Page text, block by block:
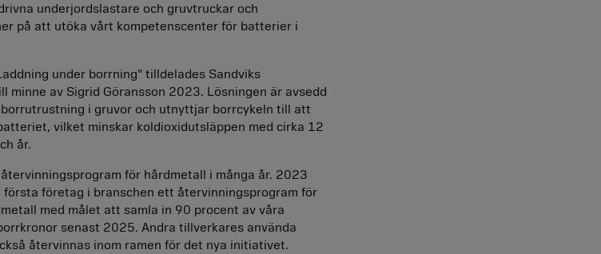
underjordslastare och gruvtruckar och
på att utöka vårt kompetenscenter för batterier i
under borrning" tilldelades Sandviks
minne av Sigrid Göransson 2023. Lösningen är avsedd
i gruvor och utnyttjar borrcykeln till att
vilket minskar koldioxidutsläppen med cirka 12
år.
för hårdmetall i många år. 2023
första företag i branschen ett återvinningsprogram för
med målet att samla in 90 procent av våra
senast 2025. Andra tillverkares använda
återvinnas inom ramen för det nya initiativet.